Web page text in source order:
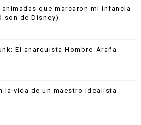
que marcaron mi infancia
son de Disney)
El anarquista Hombre-Araña
la vida de un maestro idealista